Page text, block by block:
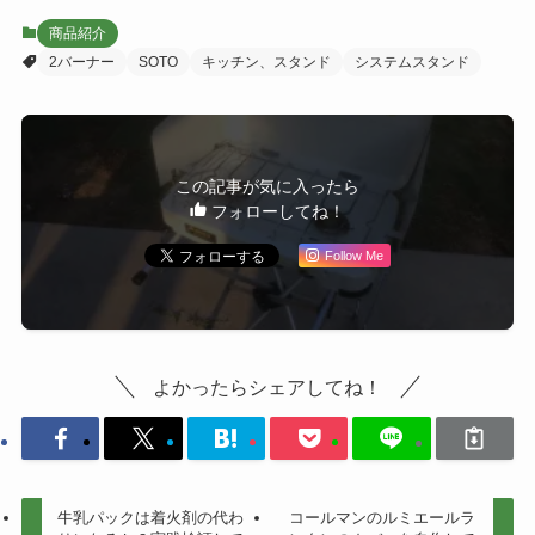
商品紹介
2バーナー
SOTO キッチン、スタンド システムスタンド
この記事が気に入ったら
フォローしてね！
Follow Me
よかったらシェアしてね！
牛乳パックは着火剤の代わ
コールマンのルミエールラ